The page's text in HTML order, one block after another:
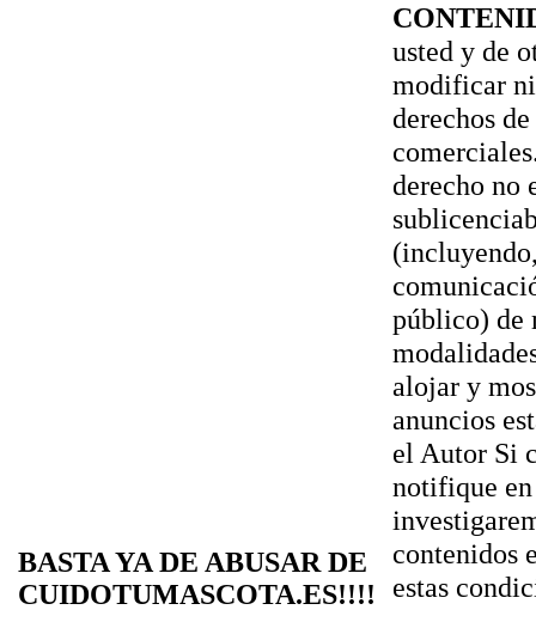
BASTA YA DE ABUSAR DE
CUIDOTUMASCOTA.ES!!!!
usted y de
modificar ni
derechos
derecho no
público) de
alojar y
anuncios
el Autor Si
notifique
contenidos
estas